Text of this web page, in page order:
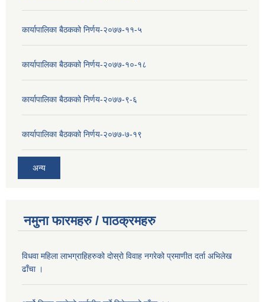
कार्यापालिका बैठकको निर्णय-२०७७-११-५
कार्यापालिका बैठकको निर्णय-२०७७-१०-१८
कार्यापालिका बैठकको निर्णय-२०७७-९-६
कार्यापालिका बैठकको निर्णय-२०७७-७-१९
अन्य
नमुना फारमहरु / पाठक्रमहरु
विधवा महिला लाभग्राहिहरुको दोस्रो विवाह नगरेको प्रमाणीत दर्ता अभिलेख
ढाँचा ।